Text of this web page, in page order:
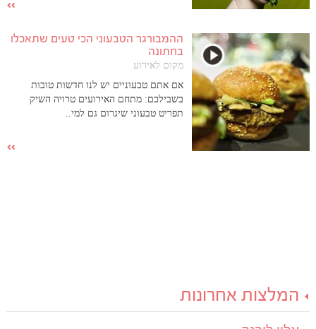
ההמבורגר הטבעוני הכי טעים שתאכלו
בחתונה
מקום לאירוע
אם אתם טבעוניים יש לנו חדשות טובות
בשבילכם: מתחם האירועים טרויה השיק
תפריט טבעוני שיגרום גם למי..
המלצות אחרונות